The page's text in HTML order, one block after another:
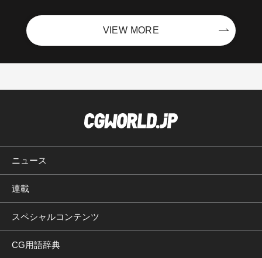
VIEW MORE
ニュース
連載
スペシャルコンテンツ
CG用語辞典